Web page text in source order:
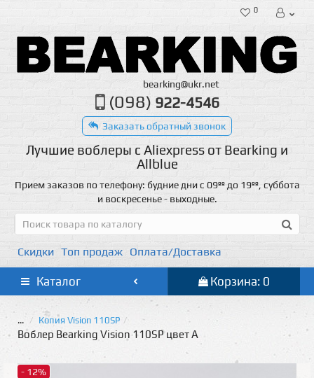
0
bearking@ukr.net
(098) 922-4546
Заказать обратный звонок
Лучшие воблеры с Aliexpress от Bearking и
Allblue
Прием заказов по телефону: будние дни с 09ºº до 19ºº, суббота
и воскресенье - выходные.
Скидки Топ продаж Оплата/Доставка
Каталог Корзина: 0
... Копия Vision 110SP
Воблер Bearking Vision 110SP цвет A
- 12%